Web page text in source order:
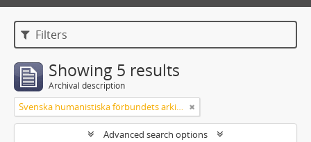
Filters
Showing 5 results
Archival description
Svenska humanistiska förbundets arkiv: handlingar 2003-2012
Advanced search options